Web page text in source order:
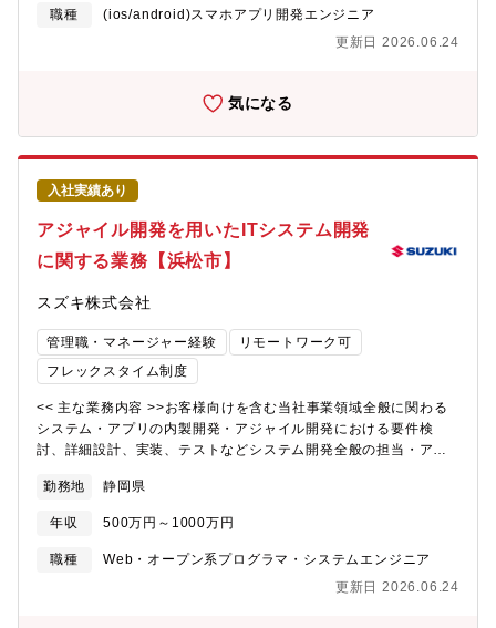
エンジニアとして幅広く経験を積むことが可能です。【環境】 基
本は浜松駅北オフィス勤務ですが、希望により、海外駐在にもチ
です。国内外グループ全体のセキュリティに貢献することができ
モバイルアプリおよびネットワークの設計、開発、実装プロセス
キュリティ脅威、技術、業界動向に関する最新情報を入手し、セ
て、調査、封じ込め、復旧作業などのインシデント対応活動に参
加・外部セキュリティ企業と連携し脆弱性評価、テスト、リスク
評価を恒常的に行う・AWSクラウドサービスを用いた安全なシス
テム設計の実現<< 採用背景 >>ユーザの熱量を維持・向上させる
するために、ユーザーと繋がるファンコミュニティマーケティン
グアプリ（DtoCプロジェクト）の開発をしております。アプリを
通じ、ユーザーを理解・分析し、得られたデータを元に新たなる
商品やサービス開発を行う予定です。以前よりも増して開発体制
の強化を図っているため今回の募集に至りました。<< 部門のミッ
価値を提供し続け、スズキをもっと好きになって頂
く （スズキが生活になくてはなら
ない存在へ）所属する部門ミッション ：当社ＩＴ本部では、
ソフトウェア開発の内製化に取り組んでいま
す。 企画・開発・リリース後の改
善から開発プロセスや利用技術の見直し
を 考えるところまで、常により良
いやり方を考えて進めています。<< 配属部門 >>・フレックス適
時間 8時間）・在宅勤務利用状況：推奨している<< 入社後の教育
体制（立ち上がり支援） >>企業ファン化を目指したファンコミュ
す。業務に必要な技術、知識、疑問点などは都度相談しながら進
めることができます。職種(フロント/バック/モバイル/インフラ・
職種
(ios/android)スマホアプリ開発エンジニア
更新日 2026.06.24
気になる
入社実績あり
アジャイル開発を用いたITシステム開発
に関する業務【浜松市】
スズキ株式会社
管理職・マネージャー経験
リモートワーク可
フレックスタイム制度
<< 主な業務内容 >>お客様向けを含む当社事業領域全般に関わる
システム・アプリの内製開発・アジャイル開発における要件検
討、詳細設計、実装、テストなどシステム開発全般の担当・アジ
ン >>・自動車メーカーとして内製開発に取り組むことで、技術革
新に迅速に対応し、製品の品質と独自性を高め、顧客に高い価値
を提供し、競争力を強化や社内の技術力向上とイノベーション文
化の育成にも寄与します。・IT人財の育成を通じて、当社の未来
貢献を実現します。<< 募集の背景 >>近年の自動車業界およびビ
勤務地 静岡県
年収 500万円～1000万円
職種
Web・オープン系プログラマ・システムエンジニア
更新日 2026.06.24